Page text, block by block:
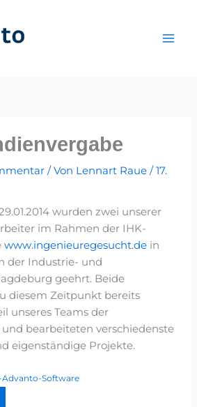
/ Von Lennart Raue/17.
wurden zwei unserer
im Rahmen der IHK-
www.ingenieuregesucht.de in
der Industrie- und
geehrt. Beide
diesem Zeitpunkt bereits
unseres Teams der
bearbeiteten verschiedenste
eigenständige Projekte.
Advanto-Software